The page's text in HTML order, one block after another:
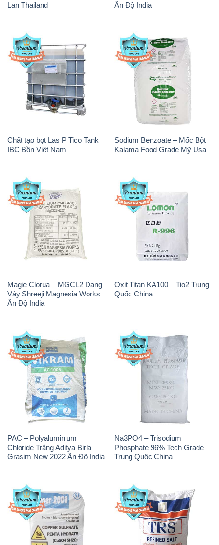
Lan Thailand
Ấn Độ India
Chất tạo bọt Las P Tico Tank
IBC Bồn Việt Nam
Sodium Benzoate – Mốc Bột
Kalama Food Grade Mỹ Usa
Magie Clorua – MGCL2 Dạng
Vảy Shreeji Magnesia Works
Ấn Độ India
Oxit Titan KA100 – Tio2 Trung
Quốc China
PAC – Polyaluminium
Chloride Trắng Aditya Birla
Grasim New 2022 Ấn Độ India
Na3PO4 – Trisodium
Phosphate 96% Tech Grade
Trung Quốc China